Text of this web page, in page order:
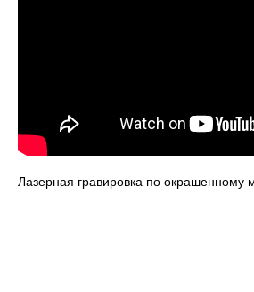
Лазерная гравировка по окрашенному